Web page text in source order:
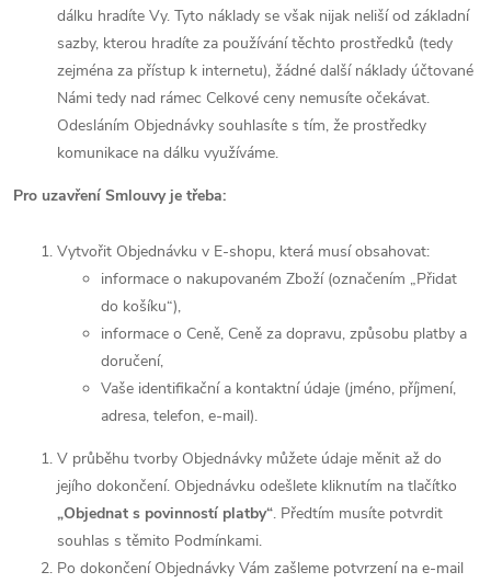
dálku hradíte Vy. Tyto náklady se však nijak neliší od základní
sazby, kterou hradíte za používání těchto prostředků (tedy
zejména za přístup k internetu), žádné další náklady účtované
Námi tedy nad rámec Celkové ceny nemusíte očekávat.
Odesláním Objednávky souhlasíte s tím, že prostředky
komunikace na dálku využíváme.
Pro uzavření Smlouvy je třeba:
Vytvořit Objednávku v E-shopu, která musí obsahovat:
informace o nakupovaném Zboží (označením „Přidat
do košíku“),
informace o Ceně, Ceně za dopravu, způsobu platby a
doručení,
Vaše identifikační a kontaktní údaje (jméno, příjmení,
adresa, telefon, e-mail).
V průběhu tvorby Objednávky můžete údaje měnit až do
jejího dokončení. Objednávku odešlete kliknutím na tlačítko
„Objednat s povinností platby“. Předtím musíte potvrdit
souhlas s těmito Podmínkami.
Po dokončení Objednávky Vám zašleme potvrzení na e-mail